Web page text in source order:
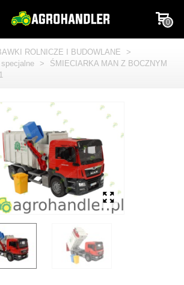
0
ROLNICZE I BUDOWLANE
>
>
ŚMIECIARKA MAN Z BOCZNYM